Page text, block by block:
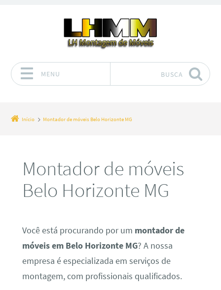
MENU BUSCA
Início Montador de móveis Belo Horizonte MG
Montador de móveis
Belo Horizonte MG
Você está procurando por um montador de
móveis em Belo Horizonte MG? A nossa
empresa é especializada em serviços de
montagem, com profissionais qualificados.